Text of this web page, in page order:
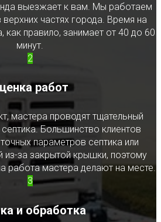
выезжает к вам. Мы работаем
верхних частях города. Время на
как правило, занимает от 40 до 60
минут.
2
работ
мастера проводят тщательный
Большинство клиентов
параметров септика или
из-за закрытой крышки, поэтому
работа мастера делают на месте.
3
и обработка